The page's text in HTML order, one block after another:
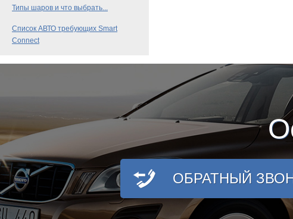
Типы шаров и что выбрать...
Список АВТО требующих Smart
Connect
ОБРАТНЫЙ